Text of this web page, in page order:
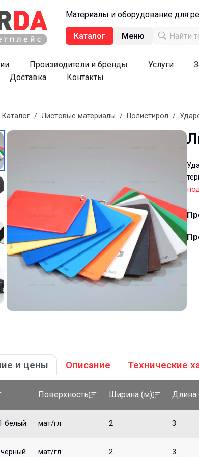
Материалы и оборудование для
Каталог Меню
Производители и бренды Услуги
Доставка Контакты
Каталог / Листовые материалы / Полистирол /
и цены Описание Технические
Поверхность Ширина (м) Длина
белый мат/гл 2 3
мат/гл 2 3